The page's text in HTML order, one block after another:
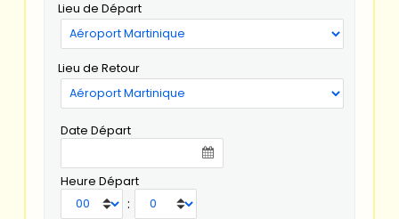
Lieu de Départ
Lieu de Retour
Date Départ
Heure Départ
: